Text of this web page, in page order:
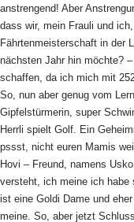
anstrengend! Aber
dass wir, mein Frauli und
Fährtenmeisterschaft in der
nächsten Jahr hin möchte?
schaffen, da ich mich mit
So, nun aber genug vom
Gipfelstürmerin, super
Herrli spielt Golf. Ein
pssst, nicht euren Mamis
Hovi – Freund, namens
versteht, ich meine ich habe
ist eine Goldi Dame und
meine. So, aber jetzt